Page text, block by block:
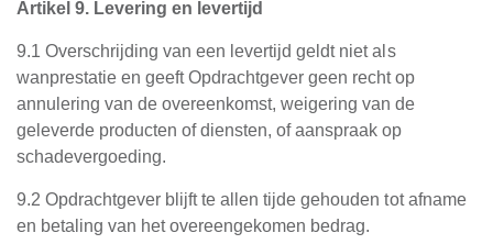
Artikel 9. Levering en levertijd
9.1 Overschrijding van een levertijd geldt niet als
wanprestatie en geeft Opdrachtgever geen recht op
annulering van de overeenkomst, weigering van de
geleverde producten of diensten, of aanspraak op
schadevergoeding.
9.2 Opdrachtgever blijft te allen tijde gehouden tot afname
en betaling van het overeengekomen bedrag.